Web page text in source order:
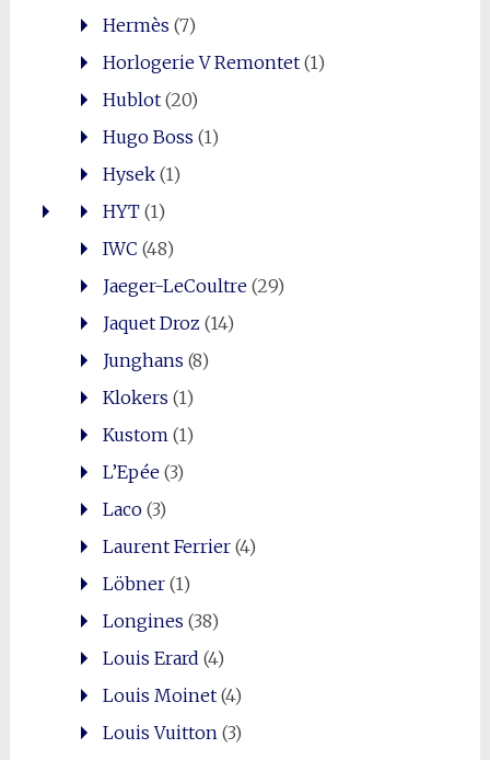
Hermès (7)
Horlogerie V Remontet(1)
Hublot(20)
Hugo Boss (1)
Hysek(1)
HYT(1)
IWC (48)
Jaeger-LeCoultre(29)
Jaquet Droz (14)
Junghans (8)
Klokers (1)
Kustom (1)
L’Epée(3)
Laco(3)
Laurent Ferrier(4)
Löbner(1)
Longines (38)
Louis Erard (4)
Louis Moinet(4)
Louis Vuitton (3)